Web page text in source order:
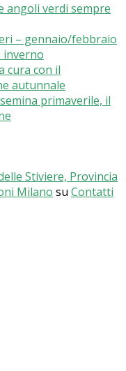
angoli verdi sempre
– gennaio/febbraio
inverno
cura con il
autunnale
primaverile, il
Stiviere, Provincia
Milano su Contatti